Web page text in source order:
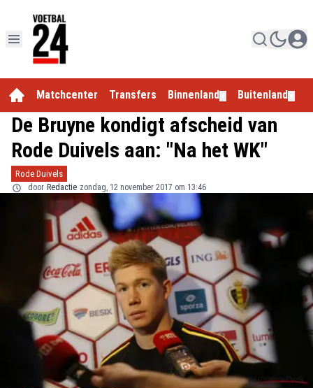
Matchcenter Transfers Binnenland Buitenland
De Bruyne kondigt afscheid van
Rode Duivels aan: "Na het WK"
Rode Duivels
door Redactie zondag, 12 november 2017 om 13:46